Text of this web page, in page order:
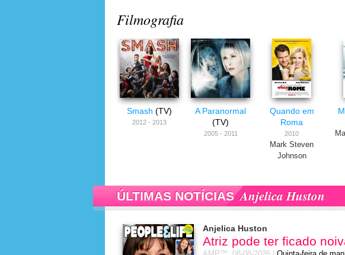
Filmografia
Smash (TV)
2012 - 2013
A Paranormal
(TV)
2005 - 2011
Quando em
Roma
2010
Mark Steven
Johnson
ÚLTIMAS NOTÍCIAS Anjelica Huston
Anjelica Huston
Atriz pode ter ficado